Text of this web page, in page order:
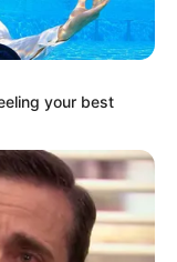
your best